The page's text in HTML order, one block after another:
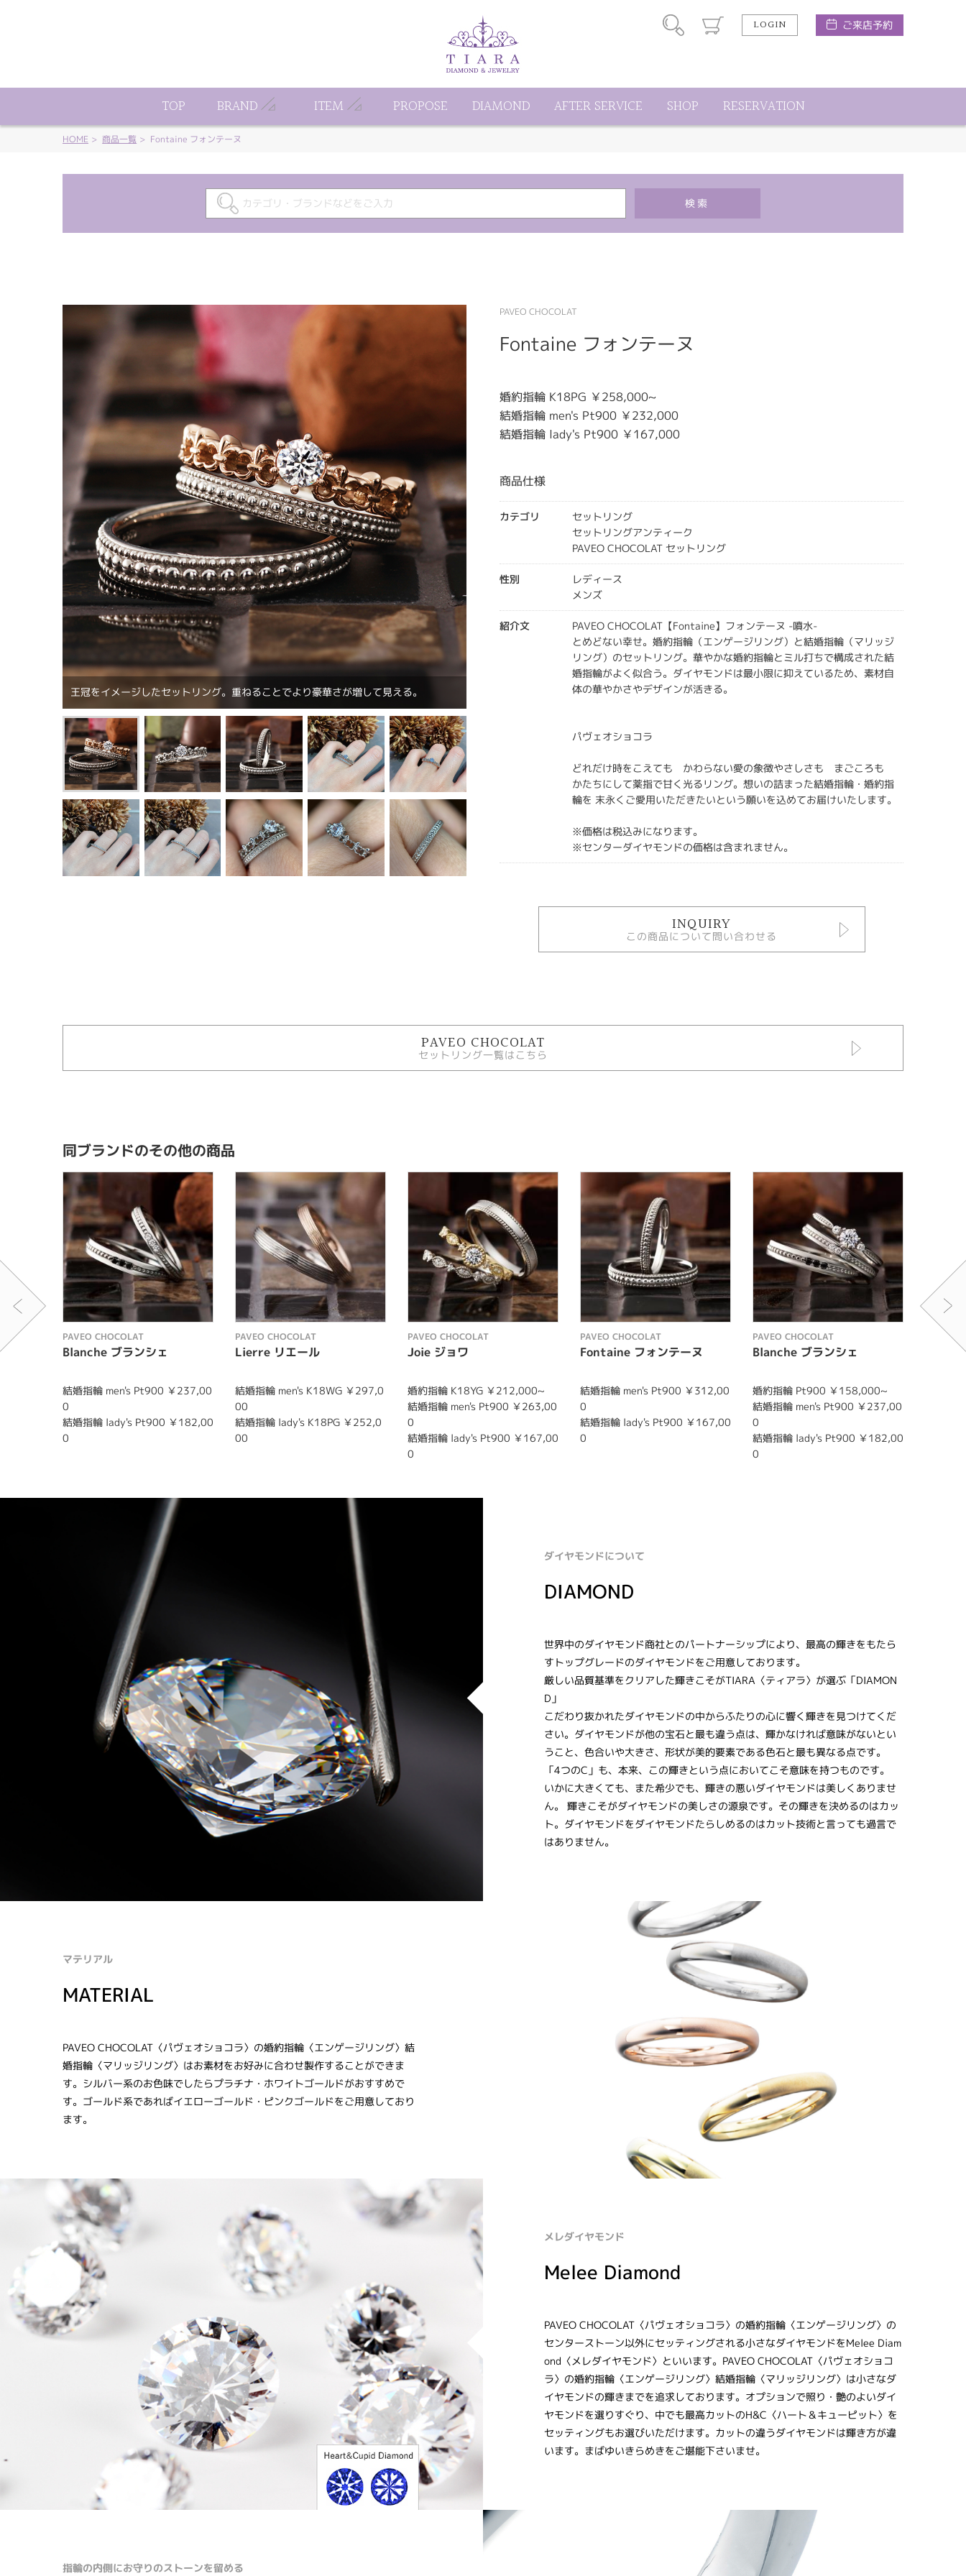
LOGIN ご来店予約
TOP BRAND ITEM PROPOSE DIAMOND AFTER SERVICE SHOP RESERVATION
HOME 商品一覧 Fontaine フォンテーヌ
王冠をイメージしたセットリング。重ねることでより豪華さが増して見える。
PAVEO CHOCOLAT
Fontaine フォンテーヌ
婚約指輪 K18PG ￥258,000~
結婚指輪 men's Pt900 ￥232,000
結婚指輪 lady's Pt900 ￥167,000
商品仕様
カテゴリ
セットリング
セットリングアンティーク
PAVEO CHOCOLAT セットリング
性別
レディース
メンズ
紹介文
PAVEO CHOCOLAT【Fontaine】フォンテーヌ -噴水-
とめどない幸せ。婚約指輪（エンゲージリング）と結婚指輪（マリッジ
リング）のセットリング。華やかな婚約指輪とミル打ちで構成された結
婚指輪がよく似合う。ダイヤモンドは最小限に抑えているため、素材自
体の華やかさやデザインが活きる。
パヴェオショコラ
どれだけ時をこえても かわらない愛の象徴やさしさも まごころも
かたちにして薬指で甘く光るリング。想いの詰まった結婚指輪・婚約指
輪を 末永くご愛用いただきたいという願いを込めてお届けいたします。
※価格は税込みになります。
※センターダイヤモンドの価格は含まれません。
INQUIRY
この商品について問い合わせる
PAVEO CHOCOLAT
セットリング一覧はこちら
同ブランドのその他の商品
PAVEO CHOCOLAT
Blanche ブランシェ
結婚指輪 men's Pt900 ￥237,00
0
結婚指輪 lady's Pt900 ￥182,00
0
PAVEO CHOCOLAT
Lierre リエール
結婚指輪 men's K18WG ￥297,0
00
結婚指輪 lady's K18PG ￥252,0
00
PAVEO CHOCOLAT
Joie ジョワ
婚約指輪 K18YG ￥212,000~
結婚指輪 men's Pt900 ￥263,00
0
結婚指輪 lady's Pt900 ￥167,00
0
PAVEO CHOCOLAT
Fontaine フォンテーヌ
結婚指輪 men's Pt900 ￥312,00
0
結婚指輪 lady's Pt900 ￥167,00
0
PAVEO CHOCOLAT
Blanche ブランシェ
婚約指輪 Pt900 ￥158,000~
結婚指輪 men's Pt900 ￥237,00
0
結婚指輪 lady's Pt900 ￥182,00
0
PAVEO
Pierre
ダイヤモンドについて
DIAMOND
世界中のダイヤモンド商社とのパートナーシップにより、最高の輝きをもたら
すトップグレードのダイヤモンドをご用意しております。
厳しい品質基準をクリアした輝きこそがTIARA〈ティアラ〉が選ぶ「DIAMON
D」
こだわり抜かれたダイヤモンドの中からふたりの心に響く輝きを見つけてくだ
さい。ダイヤモンドが他の宝石と最も違う点は、輝かなければ意味がないとい
うこと、色合いや大きさ、形状が美的要素である色石と最も異なる点です。
「4つのC」も、本来、この輝きという点においてこそ意味を持つものです。
いかに大きくても、また希少でも、輝きの悪いダイヤモンドは美しくありませ
ん。 輝きこそがダイヤモンドの美しさの源泉です。その輝きを決めるのはカッ
ト。ダイヤモンドをダイヤモンドたらしめるのはカット技術と言っても過言で
はありません。
マテリアル
MATERIAL
PAVEO CHOCOLAT〈パヴェオショコラ〉の婚約指輪〈エンゲージリング〉結
婚指輪〈マリッジリング〉はお素材をお好みに合わせ製作することができま
す。シルバー系のお色味でしたらプラチナ・ホワイトゴールドがおすすめで
す。ゴールド系であればイエローゴールド・ピンクゴールドをご用意しており
ます。
メレダイヤモンド
Melee Diamond
PAVEO CHOCOLAT〈パヴェオショコラ〉の婚約指輪〈エンゲージリング〉の
センターストーン以外にセッティングされる小さなダイヤモンドをMelee Diam
ond〈メレダイヤモンド〉といいます。PAVEO CHOCOLAT〈パヴェオショコ
ラ〉の婚約指輪〈エンゲージリング〉結婚指輪〈マリッジリング〉は小さなダ
イヤモンドの輝きまでを追求しております。オプションで照り・艶のよいダイ
ヤモンドを選りすぐり、中でも最高カットのH&C〈ハート＆キューピット〉を
セッティングもお選びいただけます。カットの違うダイヤモンドは輝き方が違
います。まばゆいきらめきをご堪能下さいませ。
指輪の内側にお守りのストーンを留める